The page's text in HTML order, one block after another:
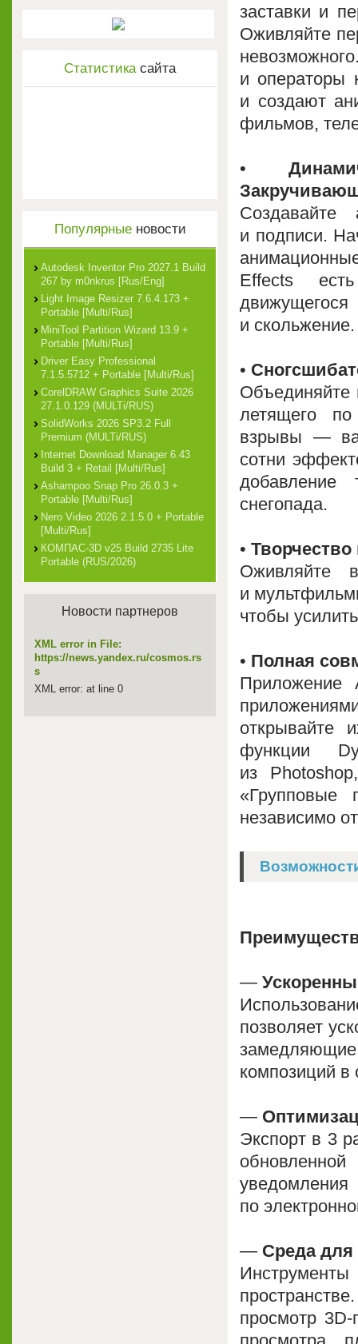
заставки и
Оживляйте
и операторы
и создают
фильмов,
•
Создавайте
и подписи.
Effects
и скольжение.
•
Объединяйте
летящего
взрывы —
сотни
снегопада.
•
Оживляйте
и
чтобы
• Полная
Приложение
функции
из
«Групповые
независимо
—
позволяет
композиций в
—
Экспорт в 3
по
— Среда для
просмотр
Статистикасайта
Популярныеновости
Autodesk Inventor Pro 2027.1 Build
267 by m0nkrus [Rus/Eng]
Light Image Resizer 7.6.4.173 +
Portable [Multi/Rus]
MiniTool Partition Wizard 13.9 +
Portable [Multi/Rus]
Driver Easy Professional
7.1.5.5712 + Portable [Multi/Rus]
CorelDRAW Graphics Suite 2026
27.1.0.129 (MULTi/RUS)
SolidWorks 2026 SP3.2 Full
Premium (MULTi/RUS)
Internet Download Manager 6.43
Build 3 + Retail [Multi/Rus]
Ashampoo Snap Pro 26.0.3 +
Portable [Multi/Rus]
Nero Video 2026 2.1.5.0 + Portable
[Multi/Rus]
КОМПАС-3D v25 Build 2735 Lite
Portable (RUS/2026)
Новости партнеров
XML error in File:
https://news.yandex.ru/cosmos.rs
s
XML error: at line 0